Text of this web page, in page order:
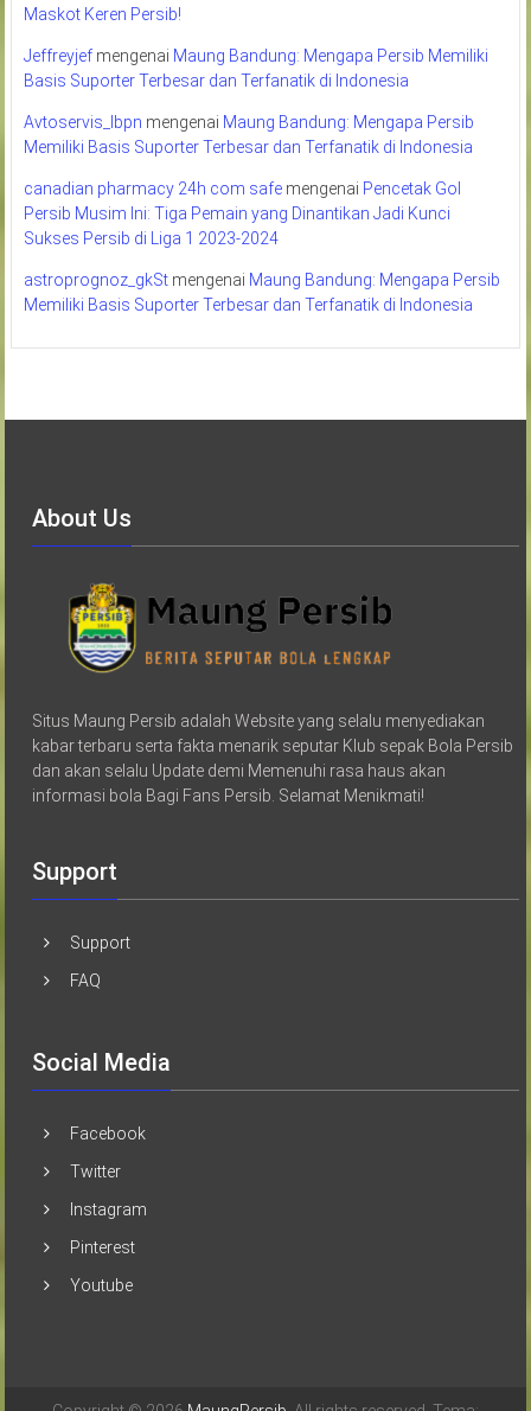
Maskot Keren Persib!
Jeffreyjefmengenai Maung Bandung: Mengapa Persib Memiliki
Basis Suporter Terbesar dan Terfanatik di Indonesia
Avtoservis_lbpn mengenai Maung Bandung: Mengapa Persib
Memiliki Basis Suporter Terbesar dan Terfanatik di Indonesia
canadian pharmacy 24h com safemengenai Pencetak Gol
Persib Musim Ini: Tiga Pemain yang Dinantikan Jadi Kunci
Sukses Persib di Liga 1 2023-2024
astroprognoz_gkStmengenai Maung Bandung: Mengapa Persib
Memiliki Basis Suporter Terbesar dan Terfanatik di Indonesia
About Us
Situs Maung Persib adalah Website yang selalu menyediakan
kabar terbaru serta fakta menarik seputar Klub sepak Bola Persib
dan akan selalu Update demi Memenuhi rasa haus akan
informasi bola Bagi Fans Persib. Selamat Menikmati!
Support
Support
FAQ
Social Media
Facebook
Twitter
Instagram
Pinterest
Youtube